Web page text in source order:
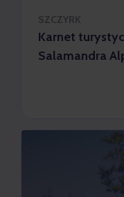
SZCZYRK
Karnet
Salamandra